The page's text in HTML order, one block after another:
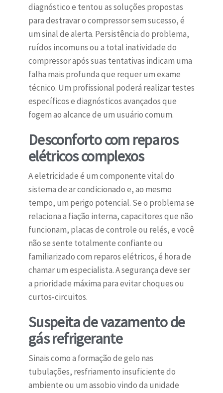
diagnóstico e tentou as soluções propostas
para destravar o compressor sem sucesso, é
um sinal de alerta. Persistência do problema,
ruídos incomuns ou a total inatividade do
compressor após suas tentativas indicam uma
falha mais profunda que requer um exame
técnico. Um profissional poderá realizar testes
específicos e diagnósticos avançados que
fogem ao alcance de um usuário comum.
Desconforto com reparos
elétricos complexos
A eletricidade é um componente vital do
sistema de ar condicionado e, ao mesmo
tempo, um perigo potencial. Se o problema se
relaciona a fiação interna, capacitores que não
funcionam, placas de controle ou relés, e você
não se sente totalmente confiante ou
familiarizado com reparos elétricos, é hora de
chamar um especialista. A segurança deve ser
a prioridade máxima para evitar choques ou
curtos-circuitos.
Suspeita de vazamento de
gás refrigerante
Sinais como a formação de gelo nas
tubulações, resfriamento insuficiente do
ambiente ou um assobio vindo da unidade